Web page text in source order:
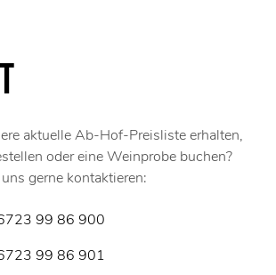
aktuelle Ab-Hof-Preisliste erhalten,
oder eine Weinprobe buchen?
gerne kontaktieren:
99 86 900
99 86 901